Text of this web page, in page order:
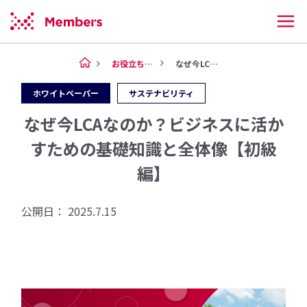
お役立ち情報 なぜ今LCAなのか？ビジ...
ホワイトペーパー サステナビリティ
なぜ今LCAなのか？ビジネスに活か
すための基礎知識と全体像【初級
編】
公開日： 2025.7.15